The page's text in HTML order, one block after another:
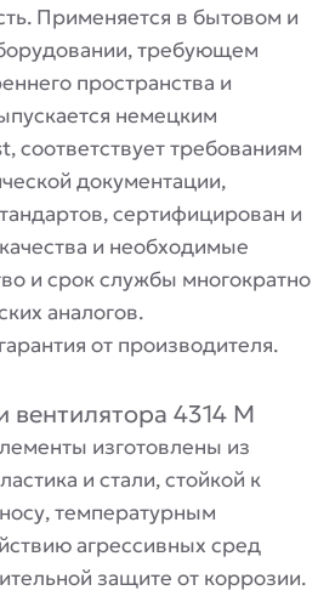
Применяется в бытовом и
требующем
пространства и
немецким
соответствует требованиям
документации,
сертифицирован и
и необходимые
и срок службы многократно
аналогов.
от производителя.
вентилятора 4314 M
изготовлены из
и стали, стойкой к
температурным
агрессивных сред
защите от коррозии.